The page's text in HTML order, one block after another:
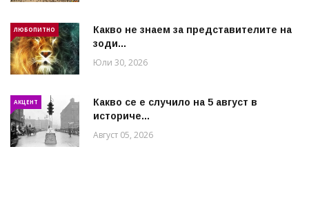
ЛЮБОПИТНО
Какво не знаем за представителите на
зоди...
Юли 30, 2026
АКЦЕНТ
Какво се е случило на 5 август в
историче...
Август 05, 2026